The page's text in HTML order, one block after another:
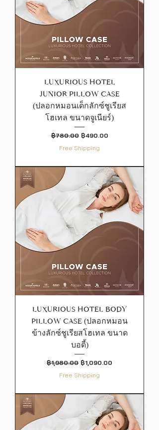
LUXURIOUS HOTEL
JUNIOR PILLOW CASE
(ปลอกหมอนเด็กลักซ์ชูเรียส
โฮเทล ขนาดจูเนียร์)
ราคาปกติ
฿780.00 ราคาขายลด
฿490.00
Free Shipping
LUXURIOUS HOTEL BODY
PILLOW CASE (ปลอกหมอน
ข้างลักซ์ชูเรียสโฮเทล ขนาด
บอดี้)
ราคาปกติ
฿1,980.00 ราคาขายลด
฿1,090.00
Free Shipping